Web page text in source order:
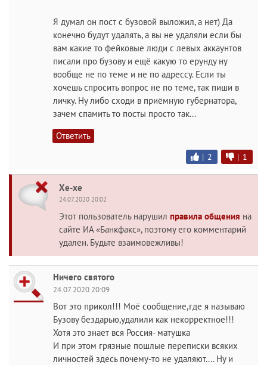
Я думал он пост с бузовой выложил, а нет) Да
конечно будут удалять, а вы не удаляли если бы
вам какие то фейковые люди с левых аккаунтов
писали про бузову и ещё какую то ерунду ну
вообще не по теме и не по адрессу. Если ты
хочешь спросить вопрос не по теме, так пиши в
личку. Ну либо сходи в приёмную губернатора,
зачем спамить то посты просто так...
Ответить
| 2 | 1
Хе-хе
24.07.2020 20:02
Этот пользователь нарушил правила общения на
сайте ИА «Банкфакс», поэтому его комментарий
удален. Будьте взаимовежливы!
Ничего святого
24.07.2020 20:09
Вот это прикол!!! Моё сообщение,где я называю
Бузову бездарью,удалили как некорректное!!!
Хотя это знает вся Россия- матушка
И при этом грязные пошлые переписки всяких
личностей здесь почему-то не удаляют.... Ну и